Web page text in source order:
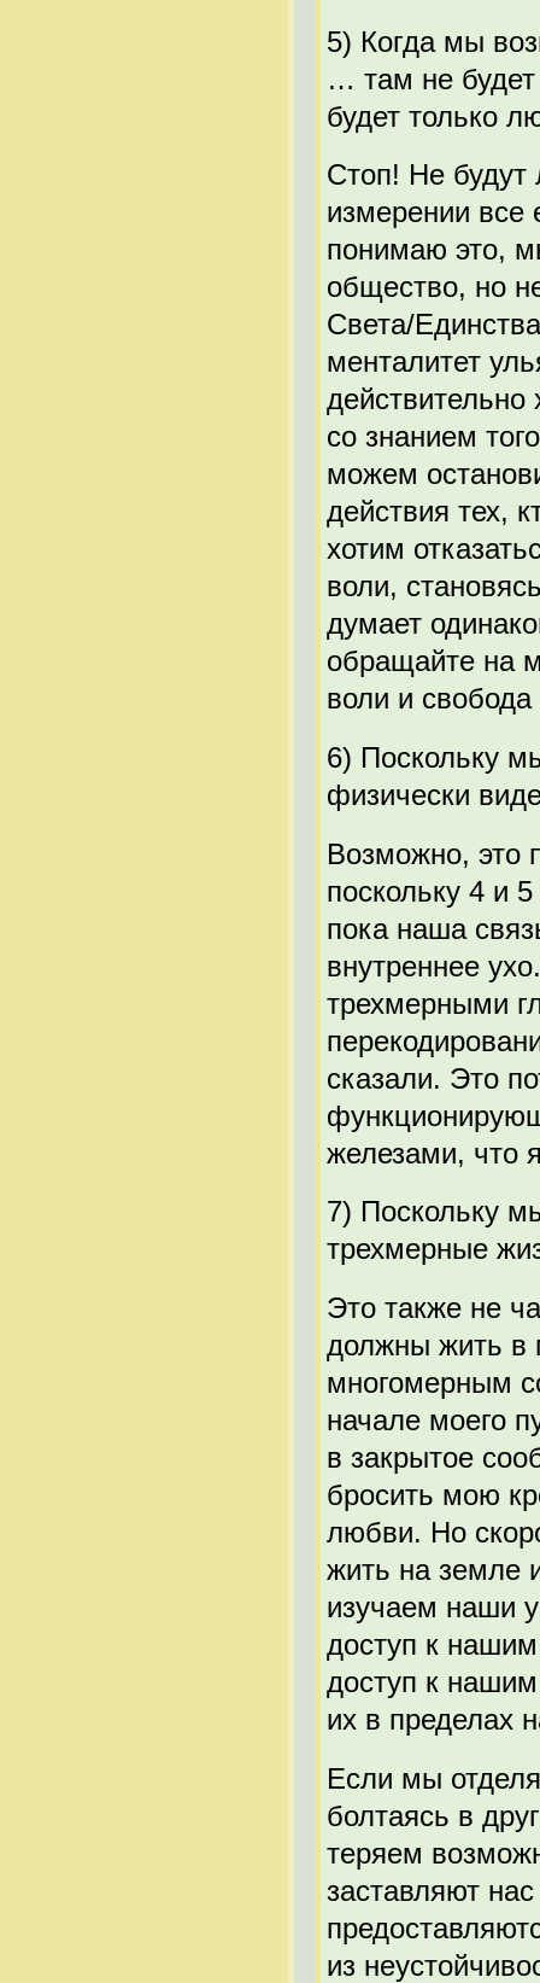
5) Когда мы
… там не
будет только
Стоп! Не будут
измерении
понимаю это,
общество, но
Света/
менталитет
со знанием
можем
действия тех,
хотим
воли,
думает
обращайте на
воли и
6) Поскольку
физически
Возможно, это
поскольку 4 и
пока наша
внутреннее
трехмерными
сказали. Это
железами, что
7) Поскольку
трехмерные
Это также не
должны жить в
многомерным
начале моего
в закрытое
бросить мою
любви. Но
жить на земле
изучаем наши
доступ к нашим
доступ к
их в пределах
Если мы
болтаясь в
теряем
заставляют
из